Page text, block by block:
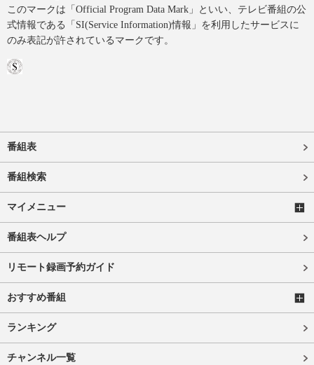
このマークは「Official Program Data Mark」といい、テレビ番組の公
式情報である「SI(Service Information)情報」を利用したサービスに
のみ表記が許されているマークです。
番組表
番組検索
マイメニュー
番組表ヘルプ
リモート録画予約ガイド
おすすめ番組
ランキング
チャンネル一覧